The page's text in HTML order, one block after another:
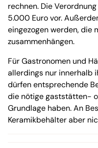
rechnen. Die
5.000 Euro vor.
eingezogen werden, die
zusammenhängen.
Für Gastronomen und
allerdings nur innerhalb
dürfen entsprechende
die nötige gaststätten-
Grundlage haben. An
Keramikbehälter aber